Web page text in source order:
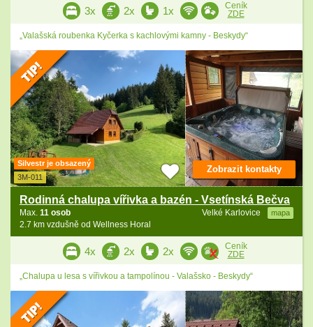
3x 2x 1x
Ceník
ZDE
„Valašská roubenka Kyčerka s kachlovými kamny - Beskydy“
Silvestr je obsazený
3M-011
Rodinná chalupa vířivka a bazén - Vsetínská Bečva
Velké Karlovice mapa
Max. 11 osob
2.7 km vzdušně od Wellness Horal
Zobrazit kontakty
4x 2x 2x
Ceník
ZDE
„Chalupa u lesa s vířivkou a tampolínou - Valašsko - Beskydy“